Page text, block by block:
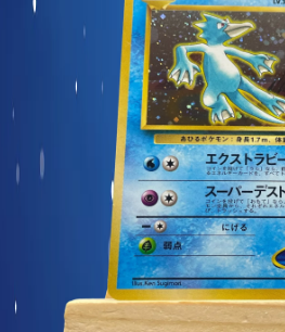
Display et produits scellés
Goodies et autres
Sleeve à l’unité
Précommandes